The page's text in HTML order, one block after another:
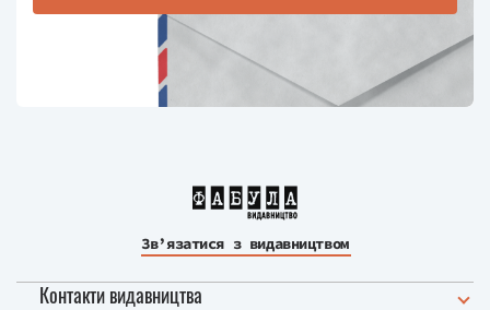
Зв’язатися з видавництвом
Контакти видавництва